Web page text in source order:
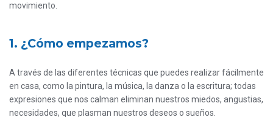
movimiento.
1. ¿Cómo empezamos?
A través de las diferentes técnicas que puedes realizar fácilmente
en casa, como la pintura, la música, la danza o la escritura; todas
expresiones que nos calman eliminan nuestros miedos, angustias,
necesidades, que plasman nuestros deseos o sueños.